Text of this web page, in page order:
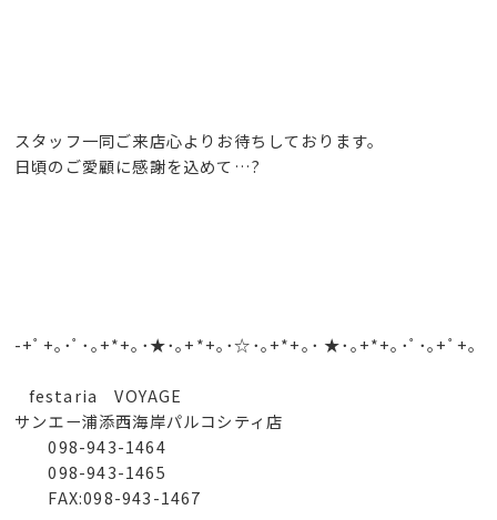
スタッフ一同ご来店心よりお待ちしております。
日頃のご愛顧に感謝を込めて…?
-+ﾟ+｡･ﾟ･｡+*+｡･★･｡+*+｡･☆･｡+*+｡･ ★･｡+*+｡･ﾟ･｡+ﾟ+｡
festaria VOYAGE
サンエー浦添西海岸パルコシティ店
098-943-1464
098-943-1465
FAX:098-943-1467